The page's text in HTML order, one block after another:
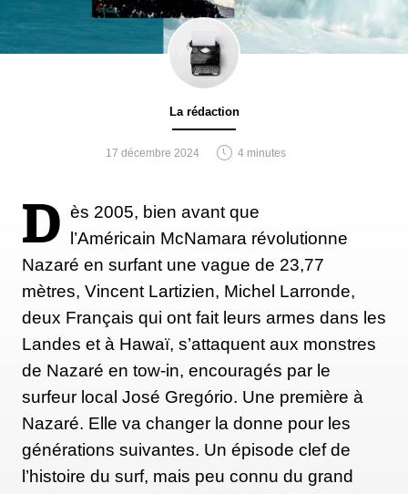
La rédaction
17 décembre 2024 4 minutes
D ès 2005, bien avant que
l’Américain McNamara révolutionne
Nazaré en surfant une vague de 23,77
mètres, Vincent Lartizien, Michel Larronde,
deux Français qui ont fait leurs armes dans les
Landes et à Hawaï, s’attaquent aux monstres
de Nazaré en tow-in, encouragés par le
surfeur local José Gregório. Une première à
Nazaré. Elle va changer la donne pour les
générations suivantes. Un épisode clef de
l’histoire du surf, mais peu connu du grand